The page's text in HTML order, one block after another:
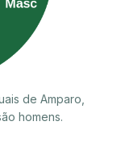
de Amparo,
homens.